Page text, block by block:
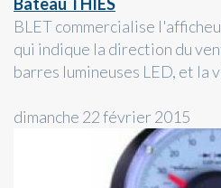
BLET commercialise
qui indique la direction du
barres lumineuses LED, et la
dimanche 22 février 2015